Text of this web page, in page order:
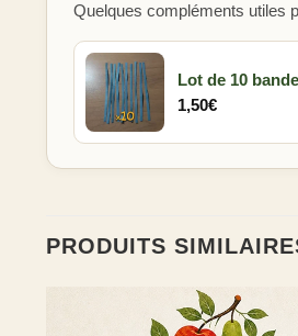
Quelques compléments utiles
Lot de 10
1,50€
PRODUITS